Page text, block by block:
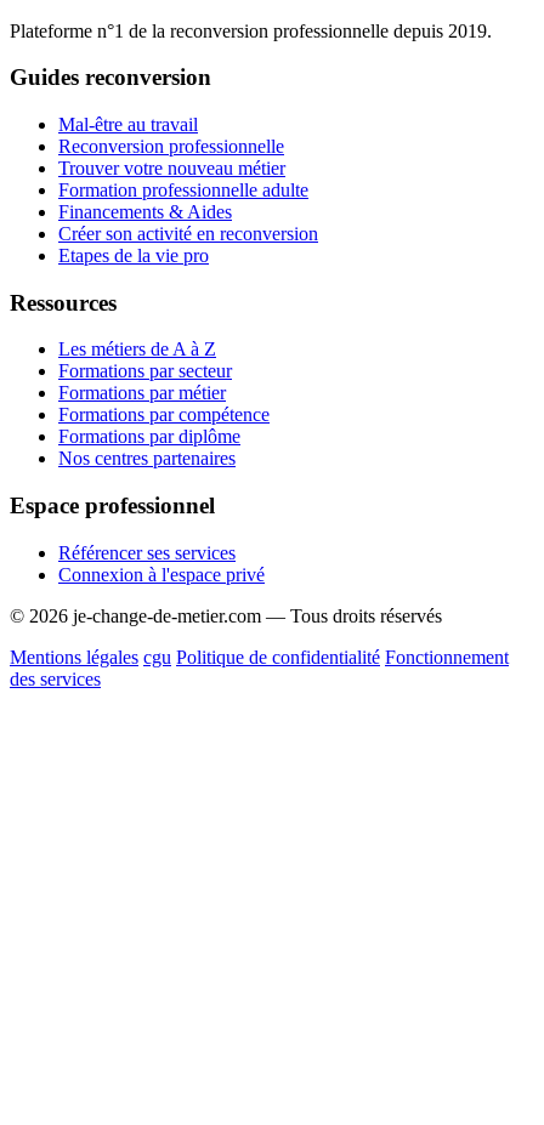
Plateforme n°1 de la reconversion professionnelle depuis 2019.
Guides reconversion
Mal-être au travail
Reconversion professionnelle
Trouver votre nouveau métier
Formation professionnelle adulte
Financements & Aides
Créer son activité en reconversion
Etapes de la vie pro
Ressources
Les métiers de A à Z
Formations par secteur
Formations par métier
Formations par compétence
Formations par diplôme
Nos centres partenaires
Espace professionnel
Référencer ses services
Connexion à l'espace privé
© 2026 je-change-de-metier.com — Tous droits réservés
Mentions légales cgu Politique de confidentialité Fonctionnement
des services